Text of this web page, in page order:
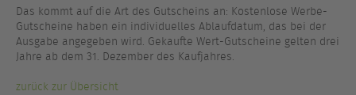
Das kommt auf die Art des Gutscheins an: Kostenlose Werbe-
Gutscheine haben ein individuelles Ablaufdatum, das bei der
Ausgabe angegeben wird. Gekaufte Wert-Gutscheine gelten drei
Jahre ab dem 31. Dezember des Kaufjahres.
zurück zur Übersicht